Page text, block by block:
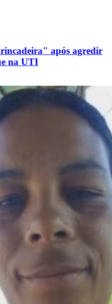
após agredir
na UTI